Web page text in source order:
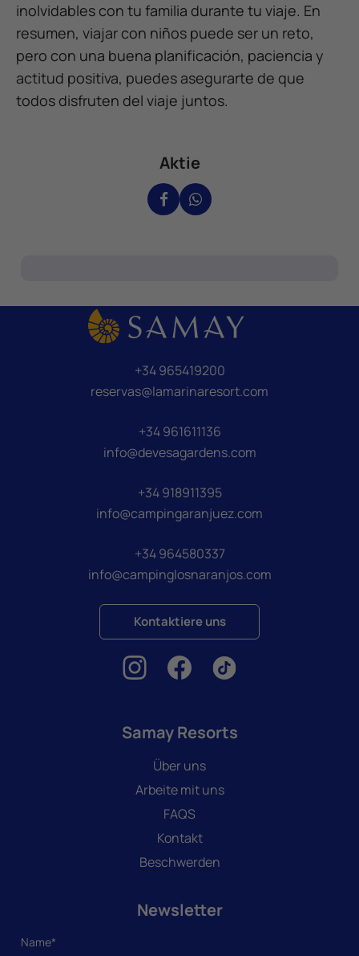
inolvidables con tu familia durante tu viaje. En
resumen, viajar con niños puede ser un reto,
pero con una buena planificación, paciencia y
actitud positiva, puedes asegurarte de que
todos disfruten del viaje juntos.
Aktie
+34 965419200
reservas@lamarinaresort.com
+34 961611136
info@devesagardens.com
+34 918911395
info@campingaranjuez.com
+34 964580337
info@campinglosnaranjos.com
Kontaktiere uns
Samay Resorts
Über uns
Arbeite mit uns
FAQS
Kontakt
Beschwerden
Newsletter